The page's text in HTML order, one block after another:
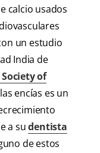
calcio usados
un estudio
India de
of
encías es un
a sudentista
de estos